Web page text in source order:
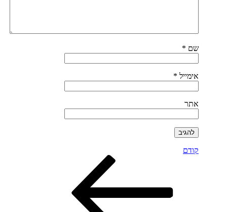
שם *
אימייל *
אתר
ניווט
הפוסט
קודם